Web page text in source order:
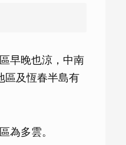
早晚也涼，中南
區及恆春半島有
為多雲。